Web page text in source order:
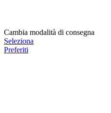
Cambia modalità di consegna
Seleziona
Preferiti